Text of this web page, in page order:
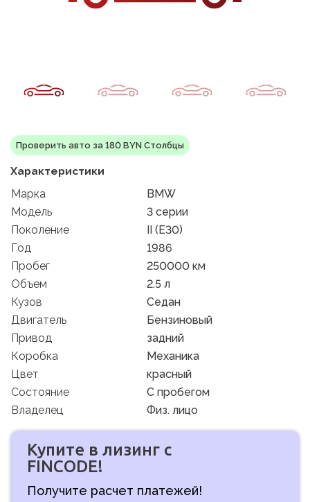
Проверить авто за 180 BYN Столбцы
Характеристики
Марка
BMW
Модель
3 серии
Поколение
II (E30)
Год
1986
Пробег
250000 км
Объем
2.5 л
Кузов
Седан
Двигатель
Бензиновый
Привод
задний
Коробка
Механика
Цвет
красный
Состояние
C пробегом
Владелец
Физ. лицо
Купите в лизинг с
FINCODE!
Получите расчет платежей!